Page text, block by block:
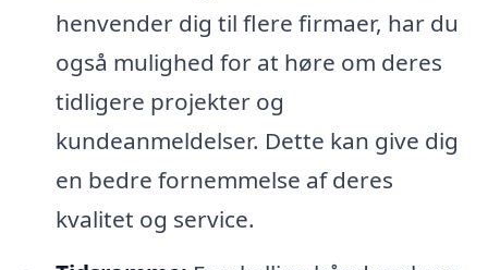
henvender dig til flere firmaer, har du
også mulighed for at høre om deres
tidligere projekter og
kundeanmeldelser. Dette kan give dig
en bedre fornemmelse af deres
kvalitet og service.